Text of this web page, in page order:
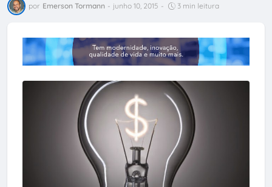
por Emerson Tormann - junho 10, 2015 - 3 min leitura